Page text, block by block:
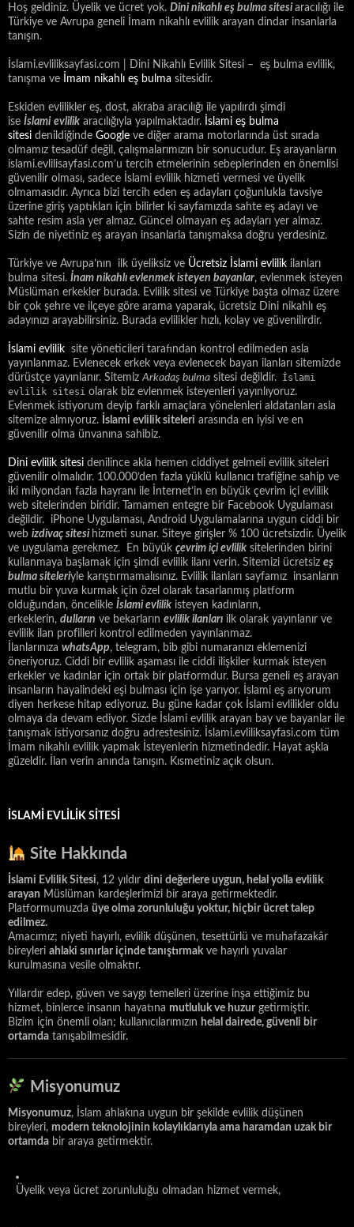
Hoş geldiniz. Üyelik ve ücret yok. Dini nikahlı eş bulma sitesi aracılığı ile
Türkiye ve Avrupa geneli İmam nikahlı evlilik arayan dindar insanlarla
tanışın.
İslami.evliliksayfasi.com | Dini Nikahlı Evlilik Sitesi – eş bulma evlilik,
tanışma ve
İmam nikahlı eş bulma sitesidir.
Eskiden evlilikler eş, dost, akraba aracılığı ile yapılırdı şimdi
ise İslami evlilik aracılığıyla yapılmaktadır. İslami eş bulma
sitesi denildiğinde Google ve diğer arama motorlarında üst sırada
olmamız tesadüf değil, çalışmalarımızın bir sonucudur. Eş arayanların
islami.evlilisayfasi.com’u tercih etmelerinin sebeplerinden en önemlisi
güvenilir olması, sadece İslami evlilik hizmeti vermesi ve üyelik
olmamasıdır. Ayrıca bizi tercih eden eş adayları çoğunlukla tavsiye
üzerine giriş yaptıkları için bilirler ki sayfamızda sahte eş adayı ve
sahte resim asla yer almaz. Güncel olmayan eş adayları yer almaz.
Sizin de niyetiniz eş arayan insanlarla tanışmaksa doğru yerdesiniz.
Türkiye ve Avrupa’nın ilk üyeliksiz ve Ücretsiz İslami evlilik ilanları
bulma sitesi. İnam nikahlı evlenmek isteyen bayanlar, evlenmek isteyen
Müslüman erkekler burada. Evlilik sitesi ve Türkiye başta olmaz üzere
bir çok şehre ve ilçeye göre arama yaparak, ücretsiz Dini nikahlı eş
adayınızı arayabilirsiniz. Burada evlilikler hızlı, kolay ve güvenilirdir.
İslami evlilik site yöneticileri tarafından kontrol edilmeden asla
yayınlanmaz. Evlenecek erkek veya evlenecek bayan ilanları sitemizde
dürüstçe yayınlanır. SitemizArkadaş bulma sitesi değildir. İslami
evlilik sitesi olarak biz evlenmek isteyenleri yayınlıyoruz.
Evlenmek istiyorum deyip farklı amaçlara yönelenleri aldatanları asla
sitemize almıyoruz. İslami evlilik siteleri arasında en iyisi ve en
güvenilir olma ünvanına sahibiz.
Dini evlilik sitesi denilince akla hemen ciddiyet gelmeli evlilik siteleri
güvenilir olmalıdır. 100.000’den fazla yüklü kullanıcı trafiğine sahip ve
iki milyondan fazla hayranı ile İnternet’in en büyük çevrim içi evlilik
web sitelerinden biridir. Tamamen entegre bir Facebook Uygulaması
değildir. iPhone Uygulaması, Android Uygulamalarına uygun ciddi bir
web izdivaç sitesi hizmeti sunar. Siteye girişler % 100 ücretsizdir. Üyelik
ve uygulama gerekmez. En büyük çevrim içi evlilik sitelerinden birini
kullanmaya başlamak için şimdi evlilik ilanı verin. Sitemizi ücretsiz eş
bulma siteleriyle karıştırmamalısınız. Evlilik ilanları sayfamız insanların
mutlu bir yuva kurmak için özel olarak tasarlanmış platform
olduğundan, öncelikle İslami evlilik isteyen kadınların,
erkeklerin, dulların ve bekarların evlilik ilanları ilk olarak yayınlanır ve
evlilik ilan profilleri kontrol edilmeden yayınlanmaz.
İlanlarınıza whatsApp, telegram, bib gibi numaranızı eklemenizi
öneriyoruz. Ciddi bir evlilik aşaması ile ciddi ilişkiler kurmak isteyen
erkekler ve kadınlar için ortak bir platformdur. Bursa geneli eş arayan
insanların hayalindeki eşi bulması için işe yarıyor. İslami eş arıyorum
diyen herkese hitap ediyoruz. Bu güne kadar çok İslami evlilikler oldu
olmaya da devam ediyor. Sizde İslami evlilik arayan bay ve bayanlar ile
tanışmak istiyorsanız doğru adrestesiniz. İslami.evliliksayfasi.com tüm
İmam nikahlı evlilik yapmak İsteyenlerin hizmetindedir. Hayat aşkla
güzeldir. İlan verin anında tanışın. Kısmetiniz açık olsun.
İSLAMI EVLILIK SITESI
Site Hakkında
İslami Evlilik Sitesi, 12 yıldır dini değerlere uygun, helal yolla evlilik
arayan Müslüman kardeşlerimizi bir araya getirmektedir.
Platformumuzda üye olma zorunluluğu yoktur, hiçbir ücret talep
edilmez.
Amacımız; niyeti hayırlı, evlilik düşünen, tesettürlü ve muhafazakâr
bireyleri ahlaki sınırlar içinde tanıştırmakve hayırlı yuvalar
kurulmasına vesile olmaktır.
Yıllardır edep, güven ve saygı temelleri üzerine inşa ettiğimiz bu
hizmet, binlerce insanın hayatına mutluluk ve huzur getirmiştir.
Bizim için önemli olan; kullanıcılarımızın helal dairede, güvenli bir
ortamda tanışabilmesidir.
Misyonumuz
Misyonumuz, İslam ahlakına uygun bir şekilde evlilik düşünen
bireyleri, modern teknolojinin kolaylıklarıyla ama haramdan uzak bir
ortamda bir araya getirmektir.
Üyelik veya ücret zorunluluğu olmadan hizmet vermek,